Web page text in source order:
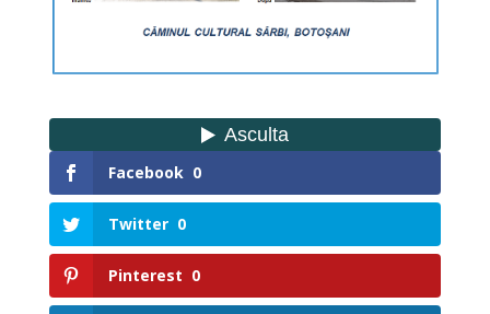
Facebook 0
Twitter 0
Pinterest 0